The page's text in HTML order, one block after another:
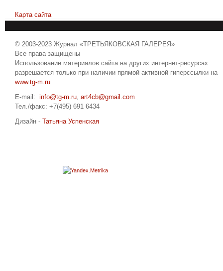
Карта сайта
© 2003-2023 Журнал «ТРЕТЬЯКОВСКАЯ ГАЛЕРЕЯ»
Все права защищены
Использование материалов сайта на других интернет-ресурсах
разрешается только при наличии прямой активной гиперссылки на
www.tg-m.ru
E-mail: info@tg-m.ru, art4cb@gmail.com
Тел./факс: +7(495) 691 6434
Дизайн - Татьяна Успенская